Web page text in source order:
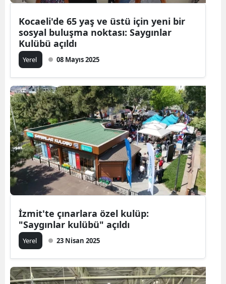
Kocaeli'de 65 yaş ve üstü için yeni bir
sosyal buluşma noktası: Saygınlar
Kulübü açıldı
Yerel 08 Mayıs 2025
İzmit'te çınarlara özel kulüp:
"Saygınlar kulübü" açıldı
Yerel 23 Nisan 2025